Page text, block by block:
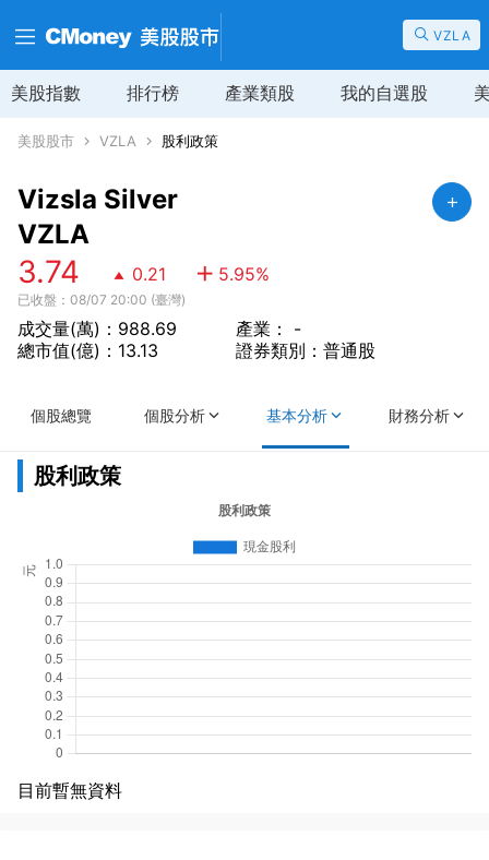
VZLA
美股指數 排行榜 產業類股 我的自選股
美股股市 VZLA 股利政策
Vizsla Silver
VZLA
3.74 0.21 5.95%
已收盤：08/07 20:00 (臺灣)
成交量(萬)：988.69
總市值(億)：13.13
產業： -
證券類別：普通股
個股總覽 個股分析 基本分析 財務分析
股利政策
目前暫無資料